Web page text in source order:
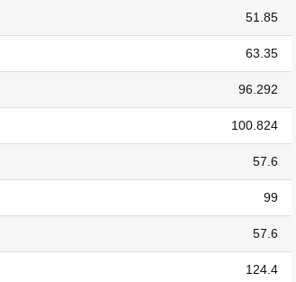
51.85
63.35
96.292
100.824
57.6
99
57.6
124.4